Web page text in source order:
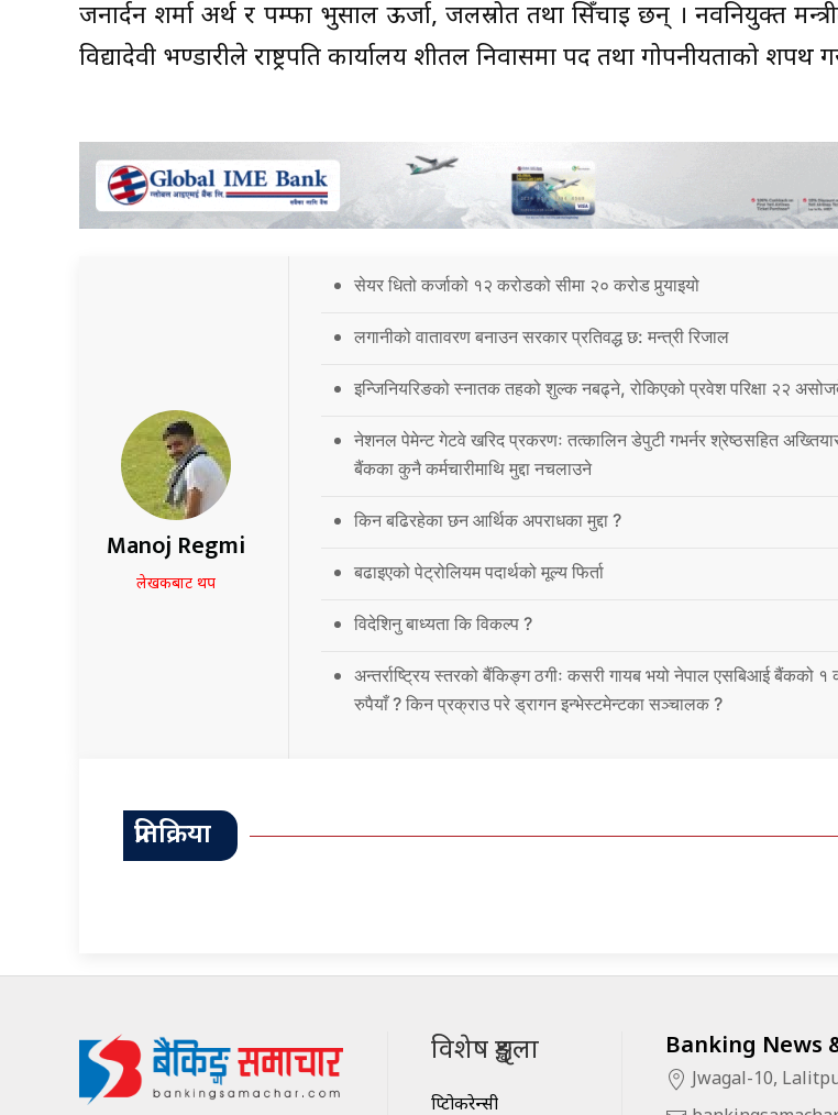
जनार्दन शर्मा अर्थ र पम्फा भुसाल ऊर्जा, जलस्रोत तथा सिँचाइ छन् । नवनियुक्त
विद्यादेवी भण्डारीले राष्ट्रपति कार्यालय शीतल निवासमा पद तथा गोपनीयताको शपथ
Manoj Regmi
लेखकबाट थप
सेयर धितो कर्जाको १२ करोडको सीमा २० करोड पुर्‍याइयो
लगानीको वातावरण बनाउन सरकार प्रतिवद्ध छ: मन्त्री रिजाल
इन्जिनियरिङको स्नातक तहको शुल्क नबढ्ने, रोकिएको प्रवेश परिक्षा २२
नेशनल पेमेन्ट गेटवे खरिद प्रकरणः तत्कालिन डेपुटी गभर्नर श्रेष्ठसहित
बैंकका कुनै कर्मचारीमाथि मुद्दा नचलाउने
किन बढिरहेका छन आर्थिक अपराधका मुद्दा ?
बढाइएको पेट्रोलियम पदार्थको मूल्य फिर्ता
विदेशिनु बाध्यता कि विकल्प ?
अन्तर्राष्ट्रिय स्तरको बैंकिङ्ग ठगीः कसरी गायब भयो नेपाल एसबिआई बैंकको
रुपैयाँ ? किन प्रक्राउ परे ड्रागन इन्भेस्टमेन्टका सञ्चालक ?
प्रतिक्रिया
विशेष शृङ्खला
क्रिप्टोकरेन्सी
Banking News
Jwagal-10,